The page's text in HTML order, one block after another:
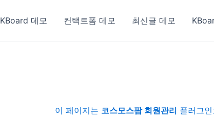
KBoard 데모 컨택트폼 데모 최신글 데모
이 페이지는 코스모스팜 회원관리 플러그